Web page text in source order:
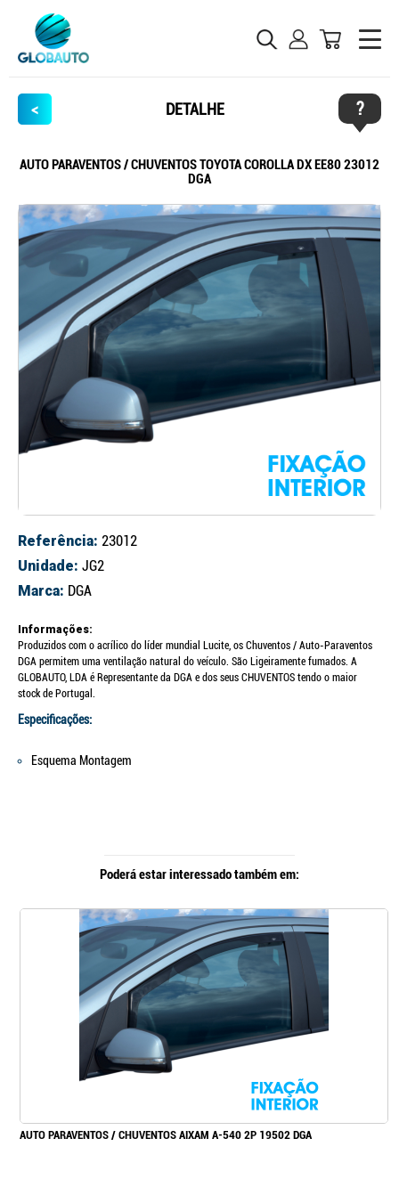
< DETALHE ?
AUTO PARAVENTOS / CHUVENTOS TOYOTA COROLLA DX EE80 23012
DGA
Referência: 23012
Unidade: JG2
Marca: DGA
Informações:
Produzidos com o acrílico do líder mundial Lucite, os Chuventos / Auto-Paraventos
DGA permitem uma ventilação natural do veículo. São Ligeiramente fumados. A
GLOBAUTO, LDA é Representante da DGA e dos seus CHUVENTOS tendo o maior
stock de Portugal.
Especificações:
Esquema Montagem
Poderá estar interessado também em:
AUTO PARAVENTOS / CHUVENTOS AIXAM A-540 2P 19502 DGA